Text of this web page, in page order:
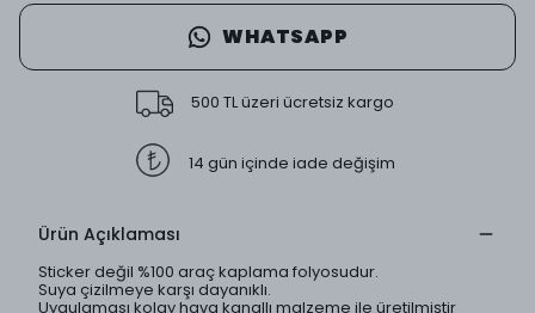
WHATSAPP
500 TL üzeri ücretsiz kargo
14 gün içinde iade değişim
Ürün Açıklaması
Sticker değil %100 araç kaplama folyosudur.
Suya çizilmeye karşı dayanıklı.
Uygulaması kolay hava kanallı malzeme ile üretilmiştir